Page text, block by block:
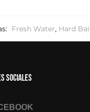
Fresh Water, Hard
sociales